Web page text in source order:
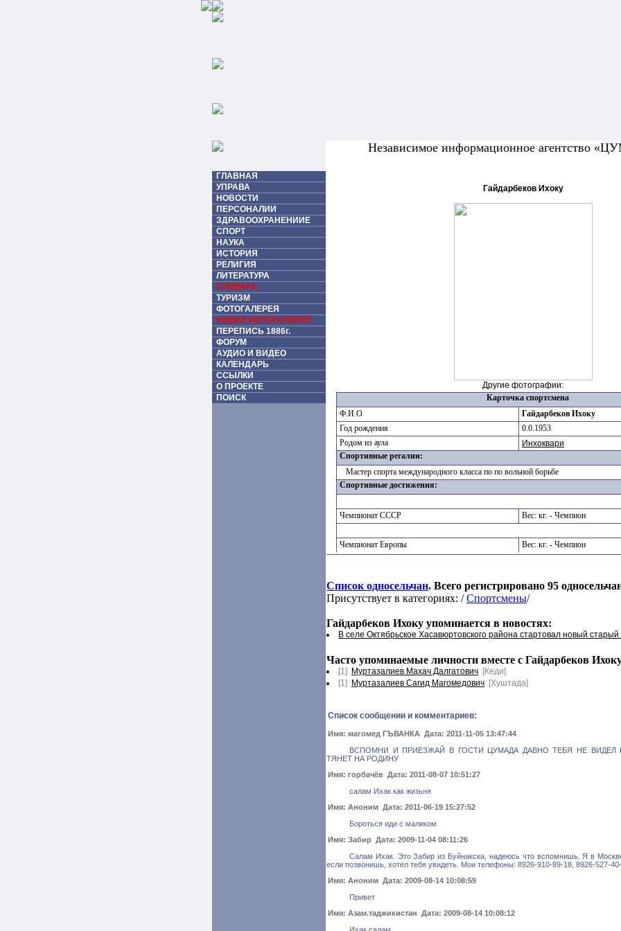
Независимое информационное агентство
ГЛАВНАЯ
УПРАВА
НОВОСТИ
ПЕРСОНАЛИИ
ЗДРАВООХРАНЕНИИЕ
СПОРТ
НАУКА
ИСТОРИЯ
РЕЛИГИЯ
ЛИТЕРАТУРА
СЛОВАРЬ
ТУРИЗМ
ФОТОГАЛЕРЕЯ
НОВАЯ ФОТОГАЛЕРЕЯ
ПЕРЕПИСЬ 1886г.
ФОРУМ
АУДИО И ВИДЕО
КАЛЕНДАРЬ
ССЫЛКИ
О ПРОЕКТЕ
ПОИСК
Гайдарбеков Ихоку
Другие фотографии:
Карточка спортсмена
Ф.И.О
Гайдарбеков Ихоку
Год рождения
0.0.1953
Родом из аула
Инхоквари
Спортивные регалии:
Мастер спорта международного класса по по вольной борьбе
Спортивные достижения:
Чемпионат СССР
Вес: кг. - Чемпион
Чемпионат Европы
Вес: кг. - Чемпион
Список односельчан. Всего регистрировано 95
Присутствует в категориях: /Спортсмены/
Гайдарбеков Ихоку упоминается в новостях:
В селе Октябрьское Хасавюртовского района стартовал новый старый
Часто упоминаемые личности вместе с Гайдарбеков
[1] Муртазалиев Махач Далгатович [Кеди]
[1]
Муртазалиев Сагид Магомедович [Хуштада]
Список сообщении и комментариев:
Имя: магомед ГЪВАНКА Дата: 2011-11-05 13:47:44
ВСПОМНИ И ПРИЕЗЖАЙ В ГОСТИ ЦУМАДА ДАВНО ТЕБЯ НЕ ВИДЕЛ
ТЯНЕТ НА РОДИНУ
Имя: горбачёв Дата: 2011-08-07 10:51:27
салам Ихак как жизьня
Имя: Аноним Дата: 2011-06-19 15:27:52
Бороться иди с маликом
Имя: Забир Дата: 2009-11-04 08:11:26
Салам Ихак. Это Забир из Буйнакска, надеюсь что вспомнишь. Я в
если позвонишь, хотел тебя увидеть. Мои телефоны: 8926-910-89-18, 8926-527-
Имя: Аноним Дата: 2009-08-14 10:08:59
Привет
Имя: Азам.таджикистан Дата: 2009-08-14 10:08:12